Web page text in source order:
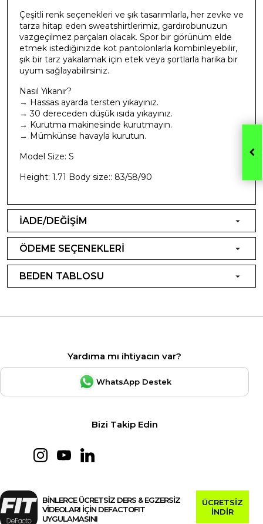
Çeşitli renk seçenekleri ve şık tasarımlarla, her zevke ve
tarza hitap eden sweatshirtlerimiz, gardırobunuzun
vazgeçilmez parçaları olacak. Spor bir görünüm elde
etmek istediğinizde kot pantolonlarla kombinleyebilir,
şık bir tarz yakalamak için etek veya şortlarla harika bir
uyum sağlayabilirsiniz.
Nasıl Yıkanır?
→ Hassas ayarda tersten yıkayınız.
→ 30 dereceden düşük ısıda yıkayınız.
→ Kurutma makinesinde kurutmayın.
→ Mümkünse havayla kurutun.
Model Size: S
Height: 1.71 Body size:: 83/58/90
İADE/DEĞİŞİM
ÖDEME SEÇENEKLERİ
BEDEN TABLOSU
Yardıma mı ihtiyacın var?
WhatsApp Destek
Bizi Takip Edin
BİNLERCE ÜCRETSİZ DERS & EGZERSİZ
VİDEOLARI İÇİN DEFACTOFIT
UYGULAMASINI
ÜCRETSİZ
İNDİR